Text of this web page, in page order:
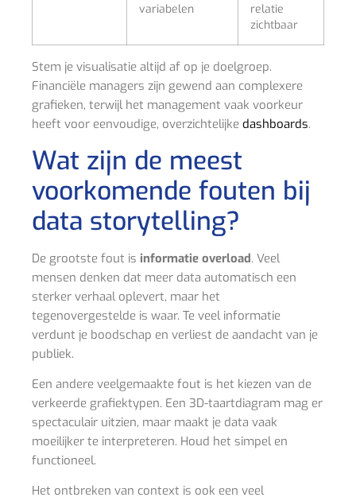
variabelen
relatie
zichtbaar
Stem je visualisatie altijd af op je doelgroep.
Financiële managers zijn gewend aan complexere
grafieken, terwijl het management vaak voorkeur
heeft voor eenvoudige, overzichtelijke dashboards.
Wat zijn de meest
voorkomende fouten bij
data storytelling?
De grootste fout is informatie overload. Veel
mensen denken dat meer data automatisch een
sterker verhaal oplevert, maar het
tegenovergestelde is waar. Te veel informatie
verdunt je boodschap en verliest de aandacht van je
publiek.
Een andere veelgemaakte fout is het kiezen van de
verkeerde grafiektypen. Een 3D-taartdiagram mag er
spectaculair uitzien, maar maakt je data vaak
moeilijker te interpreteren. Houd het simpel en
functioneel.
Het ontbreken van context is ook een veel